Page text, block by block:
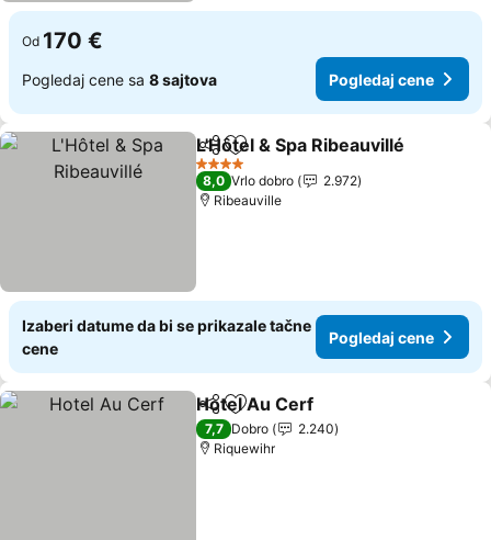
Od 170 €
Pogledaj cene sa 8 sajtova Pogledaj cene
Deli Dodati u favorite
L'Hôtel & Spa Ribeauvillé
4 Zvezdice
8,0 Vrlo dobro
2.972
Ribeauville
Izaberi datume da bi se prikazale tačne
cene
Pogledaj cene
Deli Dodati u favorite
Hotel Au Cerf
7,7 Dobro
2.240
Riquewihr